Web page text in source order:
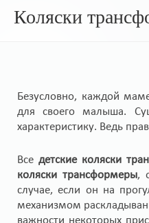
Коляски
Безусловно, каждой
для своего малыша.
характеристику. Ведь
Вседетские коляски
коляски трансформеры,
случае, если он на
механизмом
важности некоторых